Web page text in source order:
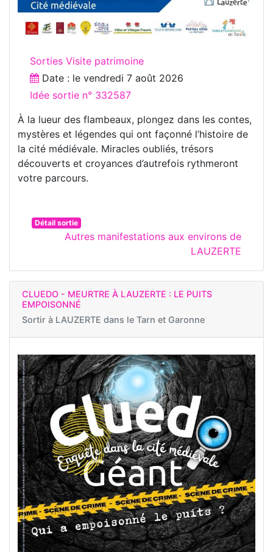
Sorties Visite patrimoine
Date : le vendredi 7 août 2026
Idée sortie n° 332587
À la lueur des flambeaux, plongez dans les contes,
mystères et légendes qui ont façonné l’histoire de
la cité médiévale. Miracles oubliés, trésors
découverts et croyances d’autrefois rythmeront
votre parcours.
Détail sortie
Autres manifestations aux environs de
LAUZERTE
CLUEDO - MEURTRE À LAUZERTE : LE PUITS
EMPOISONNÉ
Sortir à LAUZERTE dans le Tarn et Garonne